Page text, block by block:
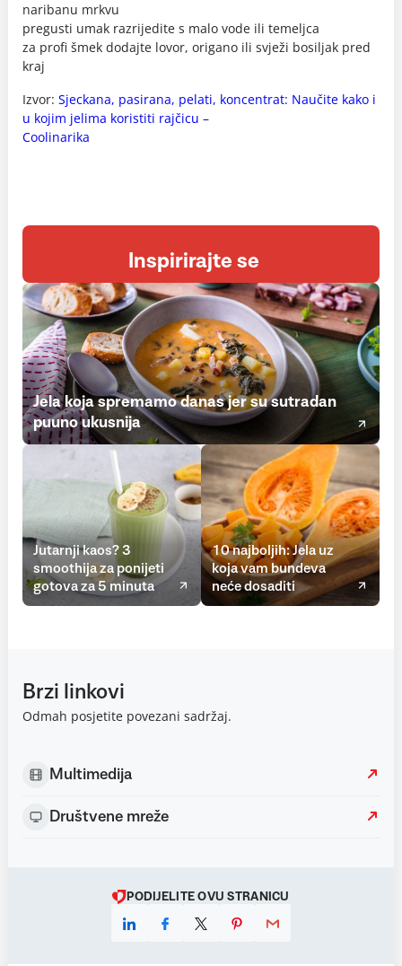
naribanu mrkvu
pregusti umak razrijedite s malo vode ili temeljca
za profi šmek dodajte lovor, origano ili svježi bosiljak pred
kraj
Izvor: Sjeckana, pasirana, pelati, koncentrat: Naučite kako i
u kojim jelima koristiti rajčicu –
Coolinarika
Inspirirajte se
Jela koja spremamo danas jer su sutradan
puuno ukusnija
Jutarnji kaos? 3
smoothija za ponijeti
gotova za 5 minuta
10 najboljih: Jela uz
koja vam bundeva
neće dosaditi
Brzi linkovi
Odmah posjetite povezani sadržaj.
Multimedija
Društvene mreže
PODIJELITE OVU STRANICU